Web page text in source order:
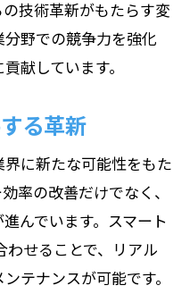
技術革新がもたらす変
野での競争力を強化
献しています。
る革新
に新たな可能性をもた
率の改善だけでなく、
んでいます。スマート
わせることで、リアル
テナンスが可能です。